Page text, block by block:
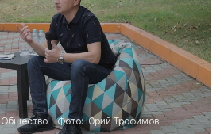
Общество Фото:Юрий Трофимов